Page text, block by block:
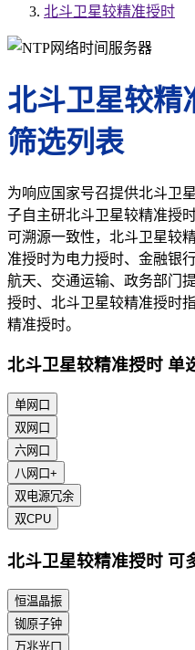
北斗卫星较精准授时
北斗卫星较
筛选列表
为响应国家号召提供北斗卫
子自主研北斗卫星较精准授
可溯源一致性，北斗卫星较
准授时为电力授时、金融银
航天、交通运输、政务部门
授时、北斗卫星较精准授时
精准授时。
北斗卫星较精准授时 单
单网口
双网口
六网口
八网口+
双电源冗余
双CPU
北斗卫星较精准授时 可
恒温晶振
铷原子钟
万兆光口